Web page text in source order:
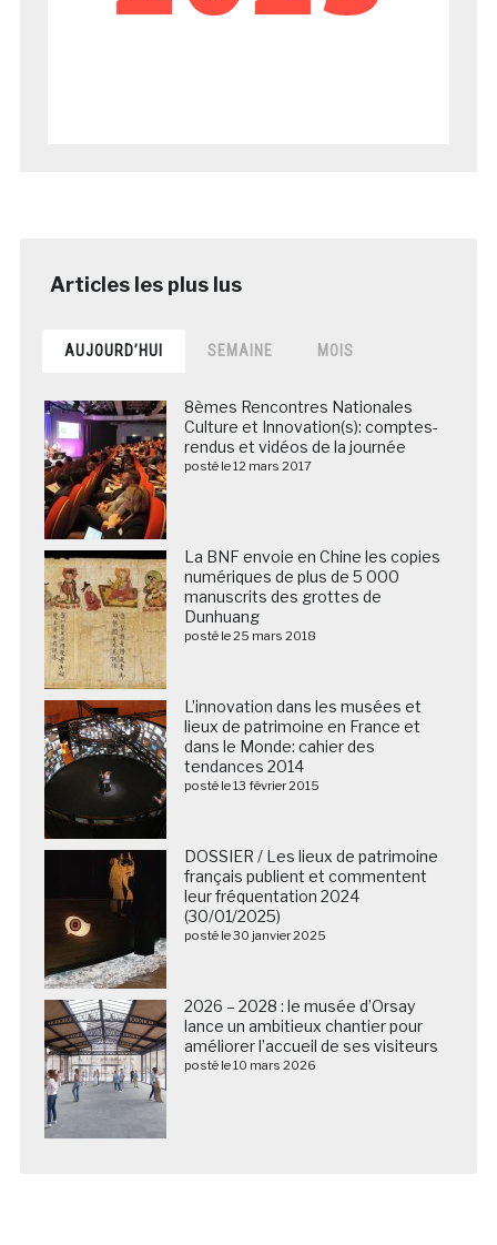
AUJOURD’HUI SEMAINE MOIS
8èmes Rencontres Nationales
Culture et Innovation(s): comptes-
rendus et vidéos de la journée
posté le 12 mars 2017
La BNF envoie en Chine les copies
numériques de plus de 5 000
manuscrits des grottes de
Dunhuang
posté le 25 mars 2018
L’innovation dans les musées et
lieux de patrimoine en France et
dans le Monde: cahier des
tendances 2014
posté le 13 février 2015
DOSSIER / Les lieux de patrimoine
français publient et commentent
leur fréquentation 2024
(30/01/2025)
posté le 30 janvier 2025
2026 – 2028 : le musée d’Orsay
lance un ambitieux chantier pour
améliorer l’accueil de ses visiteurs
posté le 10 mars 2026